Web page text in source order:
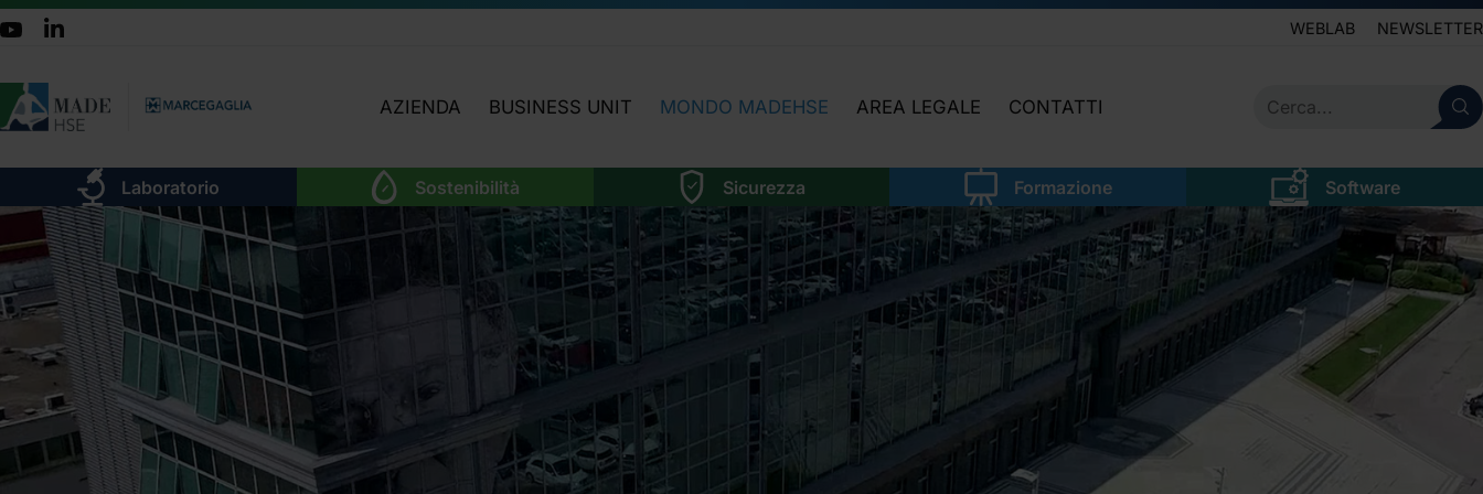
WEBLAB NEWSLETTER
AZIENDA
CHI SIAMO
TEAM
ATTIVITÀ
ORGANIGRAMMA
LAVORA CON NOI
DOVE SIAMO
CERTIFICAZIONI
BUSINESS UNIT
LABORATORIO
SOSTENIBILITÀ
SICUREZZA
FORMAZIONE
SOFTWARE
MONDO MADEHSE
HIGHLIGHTS
OGGI INCONTRIAMO…
APPROFONDIMENTI
FOCUS TEMATICI
AREA LEGALE
NEWS LEGISLATIVE
ATTIVITÀ AREA LEGALE
CONTATTI
SERVIZIO CLIENTI
NEWSLETTER
Laboratorio Sostenibilità Sicurezza Formazione Software